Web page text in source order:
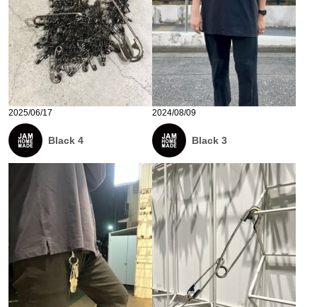
2025/06/17
Black 4
2024/08/09
Black 3